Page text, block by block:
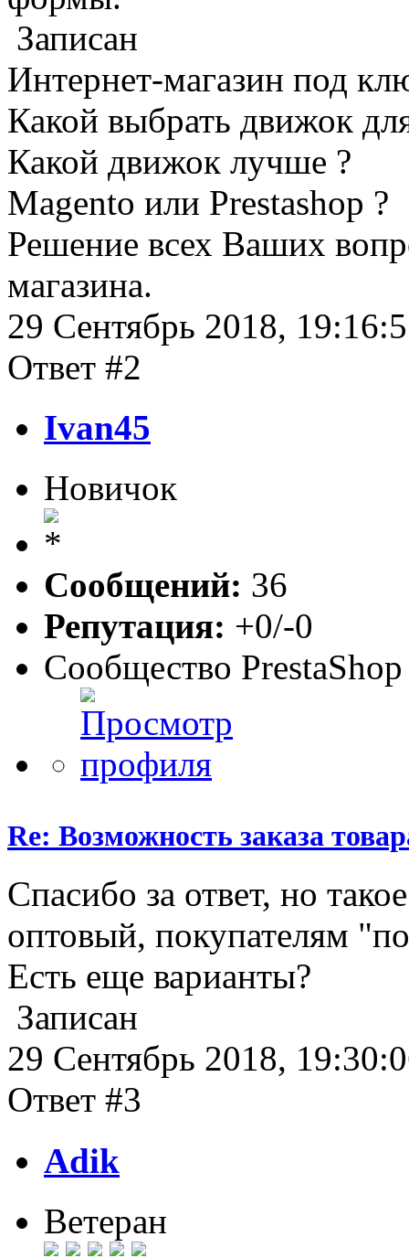
Записан
Интернет-магазин под
Какой выбрать движок
Какой движок лучше ?
Magento или Prestashop ?
Решение всех Ваших
магазина.
29 Сентябрь 2018,
Ответ #2
Ivan45
Новичок
Сообщений: 36
Репутация: +0/-0
Сообщество PrestaShop
Re: Возможность заказа
Спасибо за ответ, но
оптовый, покупателям
Есть еще варианты?
Записан
29 Сентябрь 2018,
Ответ #3
Adik
Ветеран